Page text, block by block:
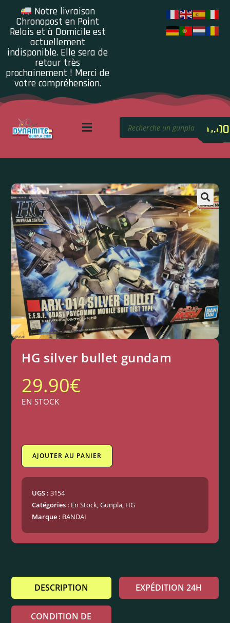
Notre livraison
Chronopost en Point
Relais et à Domicile est
actuellement
indisponible. Elle sera de
retour très
prochainement ! Merci de
votre compréhension.
0.00
HG silver bullet gundam
29.90€
EN STOCK
AJOUTER AU PANIER
UGS :3154
Catégories : En Stock,Gunpla, HG
Marque : BANDAI
DESCRIPTION EXPÉDITION 24H
CONDITION DE